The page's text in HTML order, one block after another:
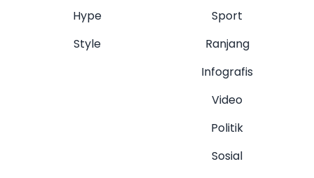
Hype
Style
Sport
Ranjang
Infografis
Video
Politik
Sosial